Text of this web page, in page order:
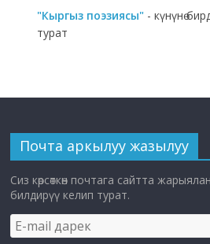
"Кыргыз поэзиясы" - күнүнө
турат
Почта аркылуу жазылуу
Сиз көрсөткөн почтага сайтта
билдирүү келип турат.
E-
mail